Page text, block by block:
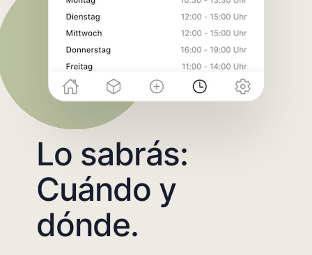
Lo sabrás:
Cuándo y
dónde.